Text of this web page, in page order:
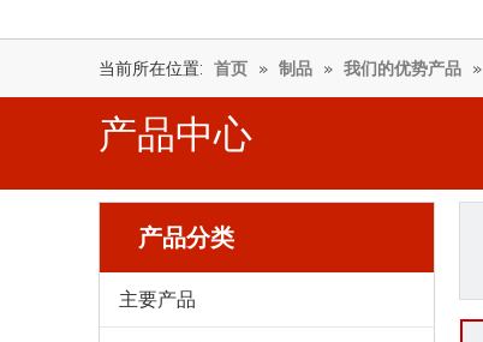
当前所在位置: 首页 » 制品 » 我们的优势产品 »
产品中心
产品分类
主要产品